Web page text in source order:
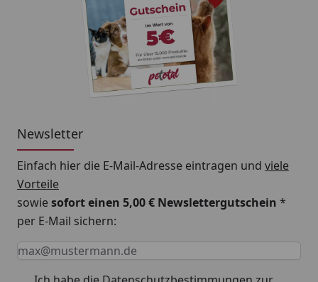
Newsletter
Einfach hier die E-Mail-Adresse eintragen und viele
Vorteile
sowiesofort einen 5,00 € Newslettergutschein *
per E-Mail sichern:
Keine Eingabe erforderlich
Eingabe erforderlich
E-Mail *